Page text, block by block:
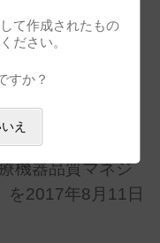
メントシ
を認証取
機器品質マネジ
を2017年8月11日
て作成されたもの
ださい。
すか？
え